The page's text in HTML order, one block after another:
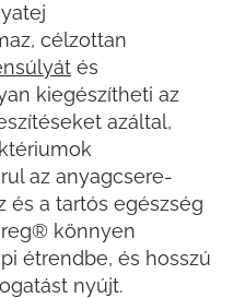
célzottan
és
kiegészítheti az
azáltal,
az anyagcsere-
és a tartós egészség
könnyen
étrendbe, és hosszú
nyújt.